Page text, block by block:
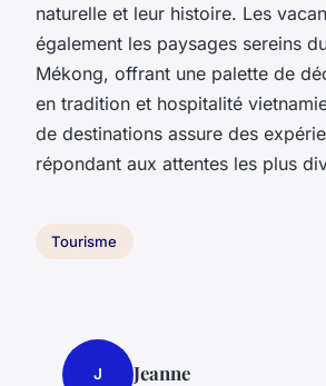
naturelle et leur histoire. Les
également les paysages sereins
Mékong, offrant une palette de
en tradition et hospitalité
de destinations assure des
répondant aux attentes les plus
Tourisme
J Jeanne